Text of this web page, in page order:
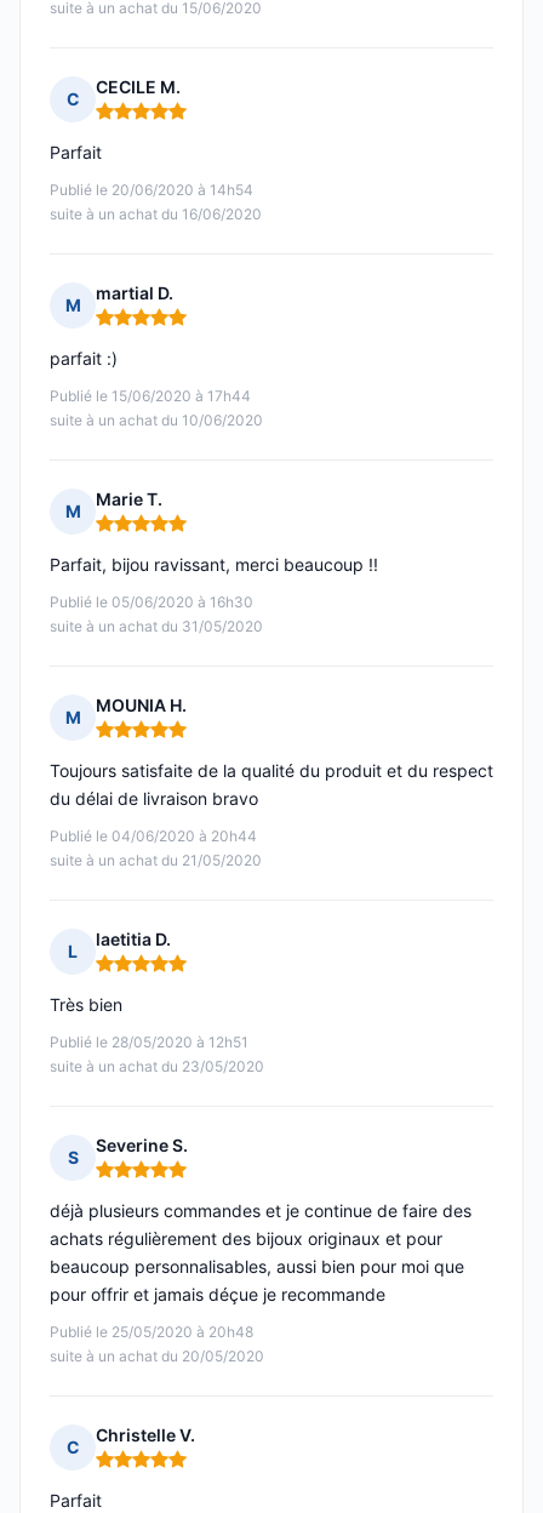
suite à un achat du 15/06/2020
C
CECILE M.
Note : 5 sur 5
Publié le 20/06/2020 à 14h54
suite à un achat du 16/06/2020
Parfait
M
martial D.
Note : 5 sur 5
Publié le 15/06/2020 à 17h44
suite à un achat du 10/06/2020
parfait :)
M
Marie T.
Note : 5 sur 5
Publié le 05/06/2020 à 16h30
suite à un achat du 31/05/2020
Parfait, bijou ravissant, merci beaucoup !!
M
MOUNIA H.
Note : 5 sur 5
Publié le 04/06/2020 à 20h44
suite à un achat du 21/05/2020
Toujours satisfaite de la qualité du produit et du respect
du délai de livraison bravo
L
laetitia D.
Note : 5 sur 5
Publié le 28/05/2020 à 12h51
suite à un achat du 23/05/2020
Très bien
S
Severine S.
Note : 5 sur 5
Publié le 25/05/2020 à 20h48
suite à un achat du 20/05/2020
déjà plusieurs commandes et je continue de faire des
achats régulièrement des bijoux originaux et pour
beaucoup personnalisables, aussi bien pour moi que
pour offrir et jamais déçue je recommande
C
Christelle V.
Note : 5 sur 5
Parfait